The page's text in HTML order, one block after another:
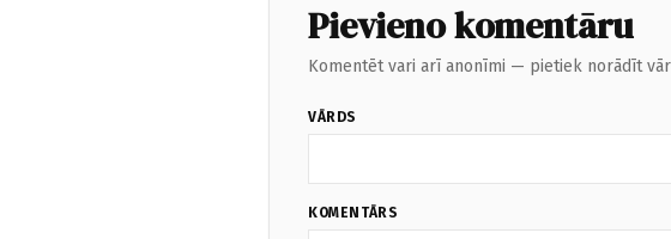
Pievieno komentāru
Komentēt vari arī anonīmi — pietiek norādīt
VĀRDS
KOMENTĀRS